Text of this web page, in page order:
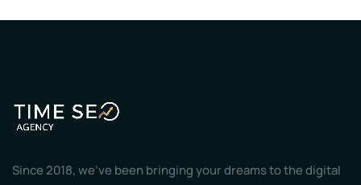
Since 2018, we've been bringing your dreams to the digital